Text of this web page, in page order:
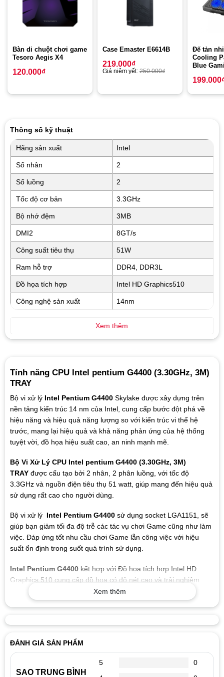
Bàn di chuột chơi game
Tesoro Aegis X4
120.000₫
Case Emaster E6614B
219.000₫
Giá niêm yết: 250.000₫
Đế tản
Cooling
Blue
199.000
Tính năng CPU Intel pentium G4400 (3.30GHz, 3M)
TRAY
Bộ vi xử lý Intel Pentium G4400Skylake được xây dựng trên
nền tảng kiến trúc 14 nm của Intel, cung cấp bước đột phá về
hiệu năng và hiệu quả năng lượng so với kiến ​​trúc vi thế hệ
trước, mang lại hiệu quả và khả năng phản ứng của hệ thống
tuyệt vời, đồ họa hiệu suất cao, an ninh mạnh mẽ.
Bộ Vi Xử Lý CPU Intel pentium G4400 (3.30GHz, 3M)
TRAY được cấu tạo bởi 2 nhân, 2 phân luồng, với tốc độ
3.3GHz và nguồn điện tiêu thụ 51 watt, giúp mang đến hiệu quả
sử dụng rất cao cho người dùng.
Bộ vi xử lý Intel Pentium G4400 sử dụng socket LGA1151, sẽ
giúp bạn giảm tối đa độ trễ các tác vụ chơi Game cũng như làm
việc. Đáp ứng tốt nhu cầu chơi Game lẫn công việc với hiệu
suất ổn định trong suốt quá trình sử dụng.
Intel Pentium G4400 kết hợp với Đồ họa tích hợp Intel HD
Graphics 510 cung cấp đồ họa có độ nét cao và trải nghiệm
phát lại video chất lượng cao để đáp ứng mọi nhu cầu giải trí
của bạn. Đồng thời hỗ trợ 4K, 3D, và thậm chí thiết lập ba màn
Xem thêm
ĐÁNH GIÁ SẢN PHẨM
SAO TRUNG BÌNH
5
0
Thông số kỹ thuật
Hãng sản xuất Intel
Số nhân 2
Số luồng 2
Tốc độ cơ bản 3.3GHz
Bộ nhớ đệm 3MB
DMI2 8GT/s
Công suất tiêu thụ 51W
Ram hỗ trợ DDR4, DDR3L
Đồ họa tích hợp Intel HD Graphics510
Công nghệ sản xuất 14nm
Xem thêm